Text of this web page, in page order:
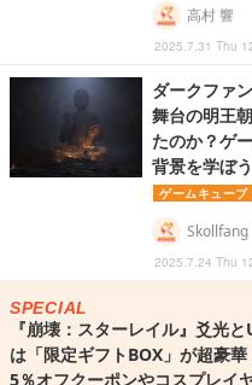
2025.7.31 Thu
高村 響
ダークファ
舞台の明王
たのか？ゲ
背景を学ぼ
ゲームキューブ
2025.7.24 Thu
Skollfang
SPECIAL
『崩壊：スターレイル』爻光
は「限定ギフトBOX」が超豪
5％オフクーポンやコスプレイ